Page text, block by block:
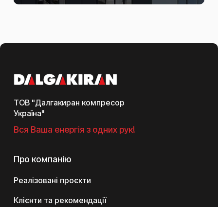
ТОВ "Далгакиран компресор
Україна"
Вся Ваша енергія з одних рук!
Про компанію
Реалізовані проєкти
Клієнти та рекомендації